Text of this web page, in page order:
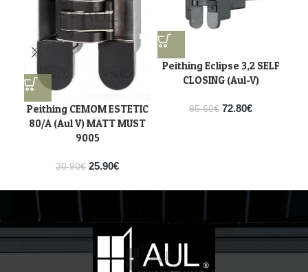
Peithing CEMOM ESTETIC
80/A (Aul V) MATT MUST
9005
30.90€ 25.90€
Peithing Eclipse 3,2 SELF
CLOSING (Aul-V)
85.60€ 72.80€